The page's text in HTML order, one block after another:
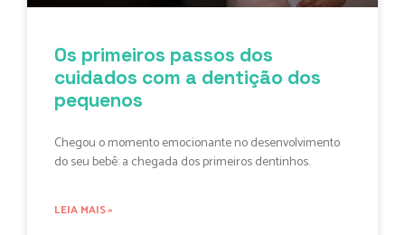
Os primeiros passos dos
cuidados com a dentição dos
pequenos
Chegou o momento emocionante no desenvolvimento
do seu bebê: a chegada dos primeiros dentinhos.
LEIA MAIS »